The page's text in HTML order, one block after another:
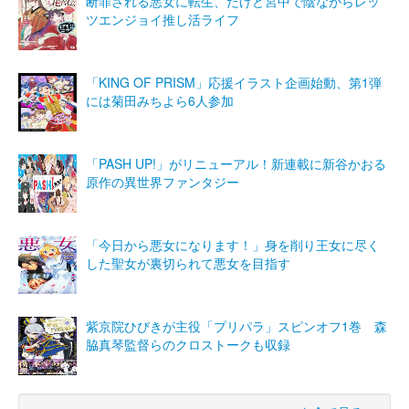
ツエンジョイ推し活ライフ
「KING OF PRISM」応援イラスト企画始動、第1弾
には菊田みちよら6人参加
「PASH UP!」がリニューアル！新連載に新谷かおる
原作の異世界ファンタジー
「今日から悪女になります！」身を削り王女に尽く
した聖女が裏切られて悪女を目指す
紫京院ひびきが主役「プリパラ」スピンオフ1巻 森
脇真琴監督らのクロストークも収録